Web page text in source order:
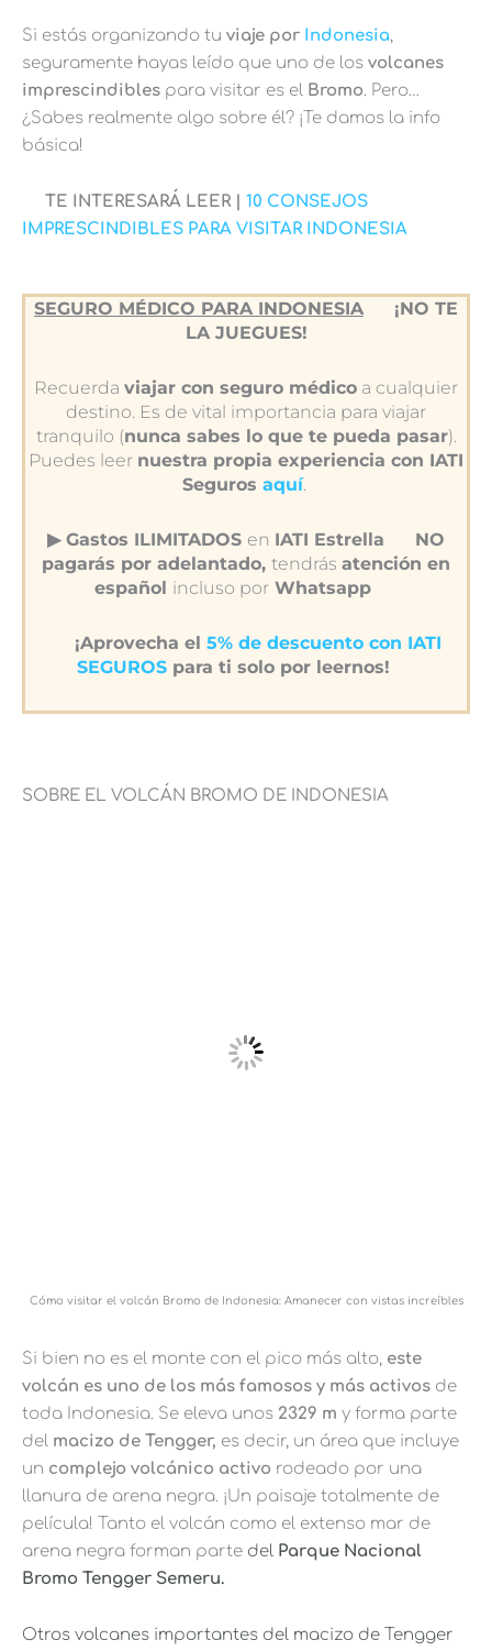
Si estás organizando tu viaje por Indonesia,
seguramente hayas leído que uno de los volcanes
imprescindibles para visitar es el Bromo. Pero…
¿Sabes realmente algo sobre él? ¡Te damos la info
básica!
TE INTERESARÁ LEER |10 CONSEJOS
IMPRESCINDIBLES PARA VISITAR INDONESIA
SEGURO MÉDICO PARA INDONESIA
¡NO TE
LA JUEGUES!
Recuerda viajar con seguro médico a cualquier
destino. Es de vital importancia para viajar
tranquilo (nunca sabes lo que te pueda pasar).
Puedes leer nuestra propia experiencia con IATI
Seguros aquí.
▶︎ Gastos ILIMITADOS en IATI Estrella
NO
pagarás por adelantado, tendrás atención en
español incluso por Whatsapp
¡Aprovecha el 5% de descuento con IATI
SEGUROSpara ti solo por leernos!
SOBRE EL VOLCÁN BROMO DE INDONESIA
Cómo visitar el volcán Bromo de Indonesia: Amanecer con vistas increíbles
Si bien no es el monte con el pico más alto, este
volcán es uno de los más famosos y más activos de
toda Indonesia. Se eleva unos 2329 m y forma parte
del macizo de Tengger, es decir, un área que incluye
un complejo volcánico activo rodeado por una
llanura de arena negra. ¡Un paisaje totalmente de
película! Tanto el volcán como el extenso mar de
arena negra forman parte del Parque Nacional
Bromo Tengger Semeru.
Otros volcanes importantes del macizo de Tengger